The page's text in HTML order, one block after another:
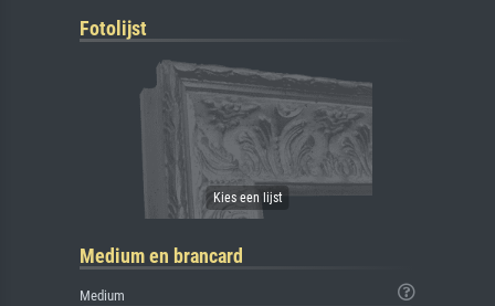
Fotolijst
Medium en brancard
Medium